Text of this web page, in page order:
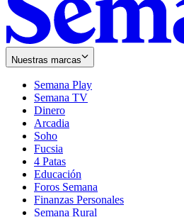
Nuestras marcas
Semana Play
Semana TV
Dinero
Arcadia
Soho
in
new
window
Fucsia
in
new
window
4 Patas
Educación
Foros Semana
Finanzas Personales
Semana Rural